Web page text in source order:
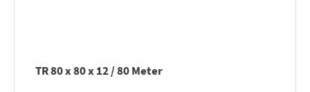
TR 80 x 80 x 12 / 80 Meter